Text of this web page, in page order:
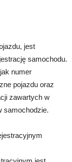
jest
samochodu.
numer
pojazdu oraz
zawartych w
samochodzie.